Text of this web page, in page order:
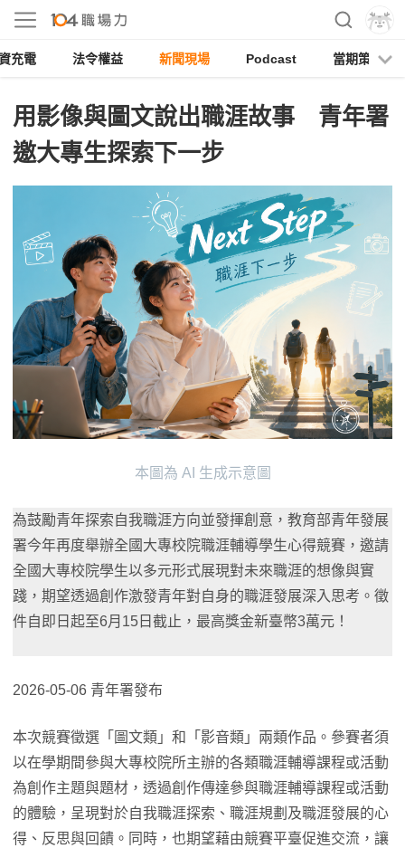
充電 法令權益 新聞現場 Podcast 當期策展
用影像與圖文說出職涯故事 青年署
邀大專生探索下一步
本圖為 AI 生成示意圖
為鼓勵青年探索自我職涯方向並發揮創意，教育部青年發展
署今年再度舉辦全國大專校院職涯輔導學生心得競賽，邀請
全國大專校院學生以多元形式展現對未來職涯的想像與實
踐，期望透過創作激發青年對自身的職涯發展深入思考。徵
件自即日起至6月15日截止，最高獎金新臺幣3萬元！
2026-05-06 青年署發布
本次競賽徵選「圖文類」和「影音類」兩類作品。參賽者須
以在學期間參與大專校院所主辦的各類職涯輔導課程或活動
為創作主題與題材，透過創作傳達參與職涯輔導課程或活動
的體驗，呈現對於自我職涯探索、職涯規劃及職涯發展的心
得、反思與回饋。同時，也期望藉由競賽平臺促進交流，讓